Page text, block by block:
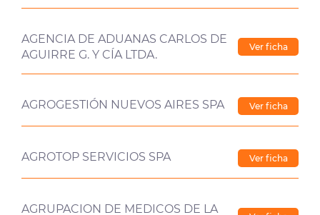
AGENCIA DE ADUANAS CARLOS DE
AGUIRRE G. Y CÍA LTDA.
Ver ficha
AGROGESTIÓN NUEVOS AIRES SPA Ver ficha
AGROTOP SERVICIOS SPA Ver ficha
AGRUPACION DE MEDICOS DE LA